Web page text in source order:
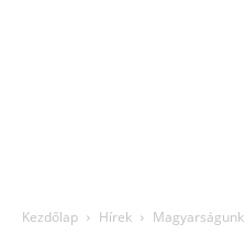
Kezdőlap Hírek Magyarságunk